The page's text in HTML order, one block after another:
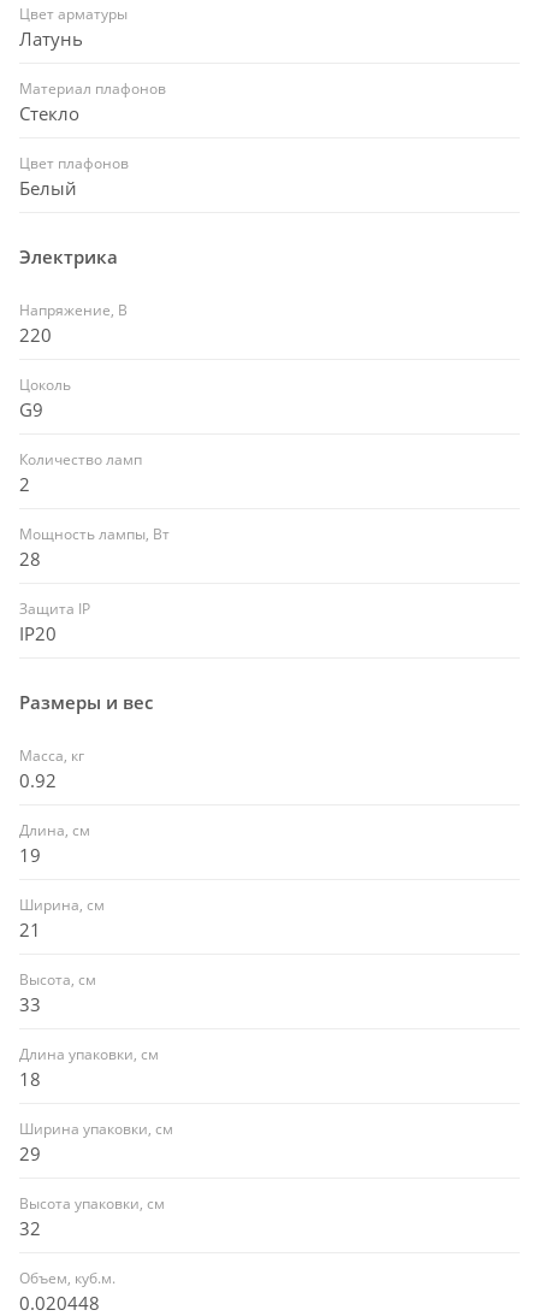
Цвет арматуры
Латунь
Материал плафонов
Стекло
Цвет плафонов
Белый
Электрика
Напряжение, В
220
Цоколь
G9
Количество ламп
2
Мощность лампы, Вт
28
Защита IP
IP20
Размеры и вес
Масса, кг
0.92
Длина, см
19
Ширина, см
21
Высота, см
33
Длина упаковки, см
18
Ширина упаковки, см
29
Высота упаковки, см
32
Объем, куб.м.
0.020448